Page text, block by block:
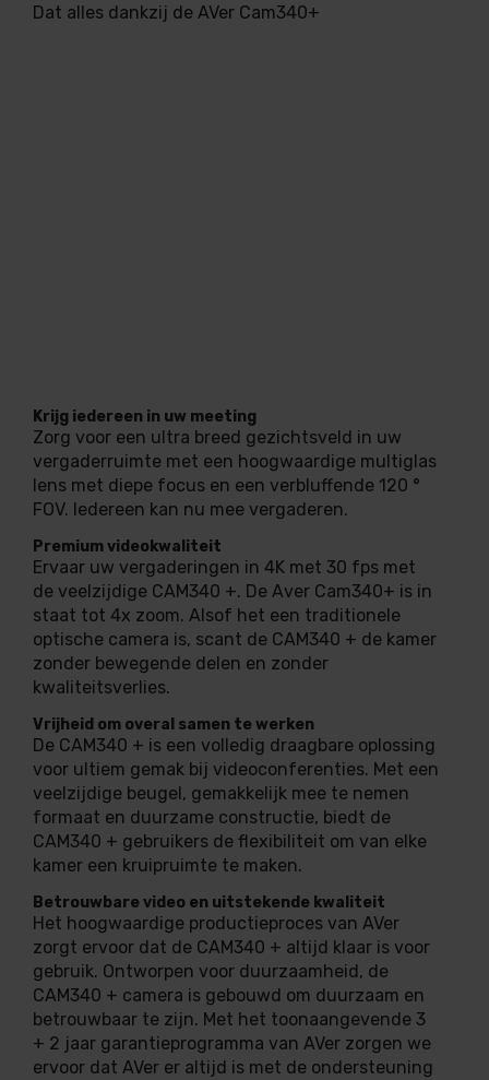
Dat alles dankzij de AVer Cam340+
Krijg iedereen in uw meeting
Zorg voor een ultra breed gezichtsveld in uw
vergaderruimte met een hoogwaardige multiglas
lens met diepe focus en een verbluffende 120 °
FOV. Iedereen kan nu mee vergaderen.
Premium videokwaliteit
Ervaar uw vergaderingen in 4K met 30 fps met
de veelzijdige CAM340 +. De Aver Cam340+ is in
staat tot 4x zoom. Alsof het een traditionele
optische camera is, scant de CAM340 + de kamer
zonder bewegende delen en zonder
kwaliteitsverlies.
Vrijheid om overal samen te werken
De CAM340 + is een volledig draagbare oplossing
voor ultiem gemak bij videoconferenties. Met een
veelzijdige beugel, gemakkelijk mee te nemen
formaat en duurzame constructie, biedt de
CAM340 + gebruikers de flexibiliteit om van elke
kamer een kruipruimte te maken.
Betrouwbare video en uitstekende kwaliteit
Het hoogwaardige productieproces van AVer
zorgt ervoor dat de CAM340 + altijd klaar is voor
gebruik. Ontworpen voor duurzaamheid, de
CAM340 + camera is gebouwd om duurzaam en
betrouwbaar te zijn. Met het toonaangevende 3
+ 2 jaar garantieprogramma van AVer zorgen we
ervoor dat AVer er altijd is met de ondersteuning